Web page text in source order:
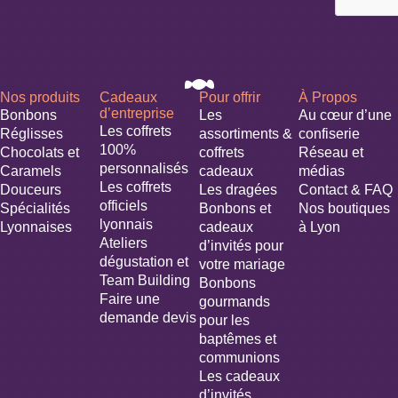
Nos produits
Bonbons
Réglisses
Chocolats et
Caramels
Douceurs
Spécialités
Lyonnaises
Cadeaux
d’entreprise
Les coffrets
100%
personnalisés
Les coffrets
officiels
lyonnais
Ateliers
dégustation et
Team Building
Faire une
demande devis
Pour offrir
Les
assortiments &
coffrets
cadeaux
Les dragées
Bonbons et
cadeaux
d’invités pour
votre mariage​
Bonbons
gourmands
pour les
baptêmes et
communions
Les cadeaux
d’invités
À Propos
Au cœur d’une
confiserie
Réseau et
médias
Contact & FAQ
Nos boutiques
à Lyon